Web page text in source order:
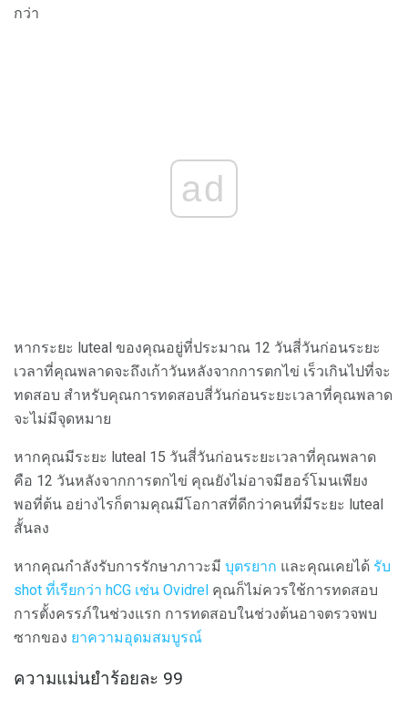
กว่า
ad
หากระยะ luteal ของคุณอยู่ที่ประมาณ 12 วันสี่วันก่อนระยะ
เวลาที่คุณพลาดจะถึงเก้าวันหลังจากการตกไข่ เร็วเกินไปที่จะ
ทดสอบ สำหรับคุณการทดสอบสี่วันก่อนระยะเวลาที่คุณพลาด
จะไม่มีจุดหมาย
หากคุณมีระยะ luteal 15 วันสี่วันก่อนระยะเวลาที่คุณพลาด
คือ 12 วันหลังจากการตกไข่ คุณยังไม่อาจมีฮอร์โมนเพียง
พอที่ต้น อย่างไรก็ตามคุณมีโอกาสที่ดีกว่าคนที่มีระยะ luteal
สั้นลง
หากคุณกำลังรับการรักษาภาวะมี บุตรยาก และคุณเคยได้ รับ
shot ที่เรียกว่า hCG เช่น Ovidrel คุณก็ไม่ควรใช้การทดสอบ
การตั้งครรภ์ในช่วงแรก การทดสอบในช่วงต้นอาจตรวจพบ
ซากของ ยาความอุดมสมบูรณ์
ความแม่นยำร้อยละ 99